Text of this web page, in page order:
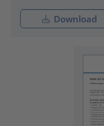
Download